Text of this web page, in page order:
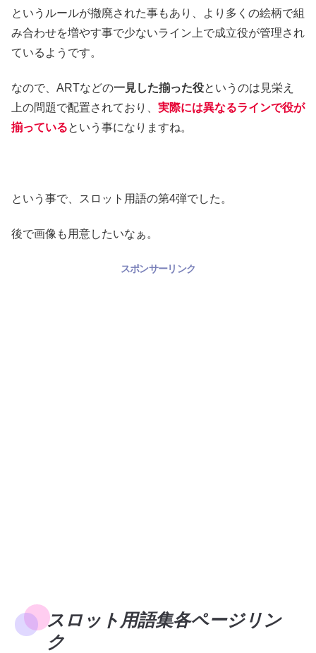
というルールが撤廃された事もあり、より多くの絵柄で組
み合わせを増やす事で少ないライン上で成立役が管理され
ているようです。
なので、ARTなどの一見した揃った役というのは見栄え
上の問題で配置されており、 実際には異なるラインで役が
揃っているという事になりますね。
という事で、スロット用語の第4弾でした。
後で画像も用意したいなぁ。
スポンサーリンク
スロット用語集各ページリン
ク